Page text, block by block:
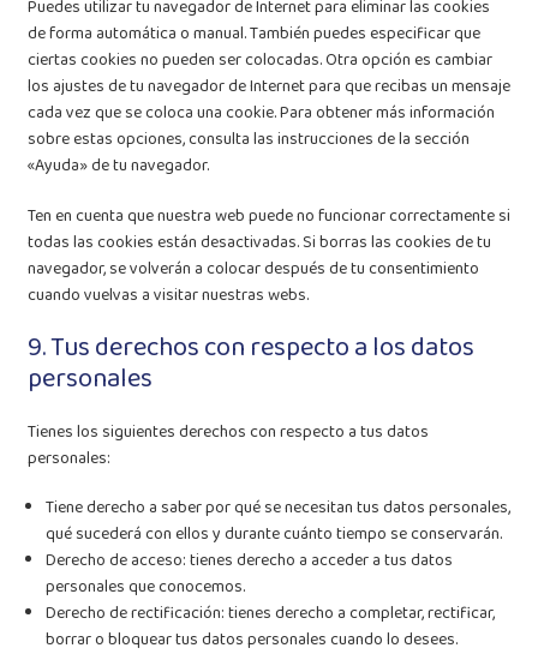
Puedes utilizar tu navegador de Internet para eliminar las cookies
de forma automática o manual. También puedes especificar que
ciertas cookies no pueden ser colocadas. Otra opción es cambiar
los ajustes de tu navegador de Internet para que recibas un mensaje
cada vez que se coloca una cookie. Para obtener más información
sobre estas opciones, consulta las instrucciones de la sección
«Ayuda» de tu navegador.
Ten en cuenta que nuestra web puede no funcionar correctamente si
todas las cookies están desactivadas. Si borras las cookies de tu
navegador, se volverán a colocar después de tu consentimiento
cuando vuelvas a visitar nuestras webs.
9. Tus derechos con respecto a los datos
personales
Tienes los siguientes derechos con respecto a tus datos
personales:
Tiene derecho a saber por qué se necesitan tus datos personales,
qué sucederá con ellos y durante cuánto tiempo se conservarán.
Derecho de acceso: tienes derecho a acceder a tus datos
personales que conocemos.
Derecho de rectificación: tienes derecho a completar, rectificar,
borrar o bloquear tus datos personales cuando lo desees.